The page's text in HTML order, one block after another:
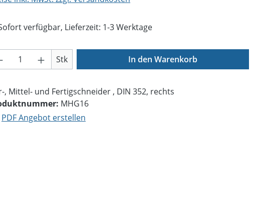
verfügbar, Lieferzeit: 1-3 Werktage
Anzahl: Gib den gewünschten Wert
Stk In den Warenkorb
, Mittel- und Fertigschneider , DIN 352, rechts
MHG16
PDF Angebot erstellen